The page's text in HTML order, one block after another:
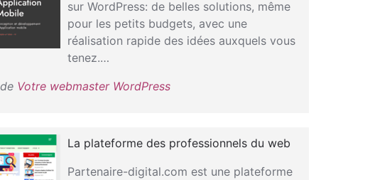
sur WordPress: de belles solutions, même
pour les petits budgets, avec une
réalisation rapide des idées auxquels vous
tenez.…
Votre webmaster WordPress
La plateforme des professionnels du web
Partenaire-digital.com est une plateforme